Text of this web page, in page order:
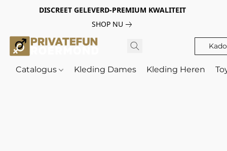
DISCREET GELEVERD-PREMIUM KWALITEIT
SHOP NU
Catalogus Kleding Dames Kleding Heren